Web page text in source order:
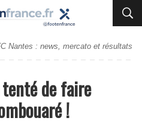
Nantes : news, mercato et résultats
de faire
!